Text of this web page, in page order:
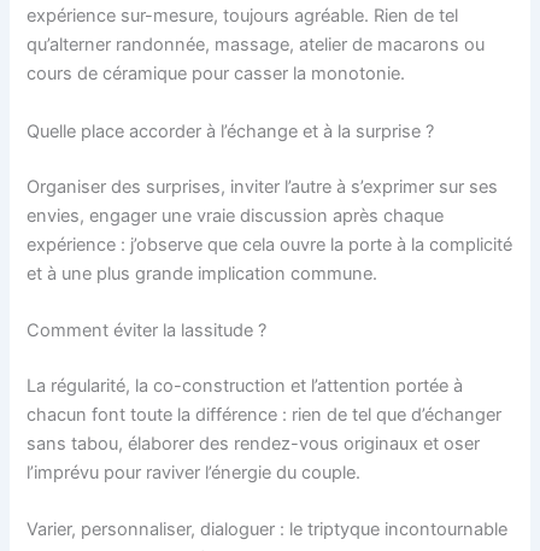
expérience sur-mesure, toujours agréable. Rien de tel
qu’alterner randonnée, massage, atelier de macarons ou
cours de céramique pour casser la monotonie.
Quelle place accorder à l’échange et à la surprise ?
Organiser des surprises, inviter l’autre à s’exprimer sur ses
envies, engager une vraie discussion après chaque
expérience : j’observe que cela ouvre la porte à la complicité
et à une plus grande implication commune.
Comment éviter la lassitude ?
La régularité, la co-construction et l’attention portée à
chacun font toute la différence : rien de tel que d’échanger
sans tabou, élaborer des rendez-vous originaux et oser
l’imprévu pour raviver l’énergie du couple.
Varier, personnaliser, dialoguer : le triptyque incontournable